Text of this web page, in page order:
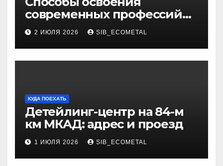
современных профессий
через онлайн-курсы
2 ИЮЛЯ 2026 SIB_ECOMETAL
КУДА ПОЕХАТЬ
Детейлинг-центр на 84-м
км МКАД: адрес и проезд
1 ИЮЛЯ 2026 SIB_ECOMETAL